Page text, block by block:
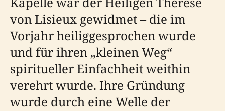
von Lisieux gewidmet – die im
Vorjahr heiliggesprochen wurde
und für ihren „kleinen Weg“
spiritueller Einfachheit weithin
verehrt wurde. Ihre Gründung
wurde durch eine Welle der